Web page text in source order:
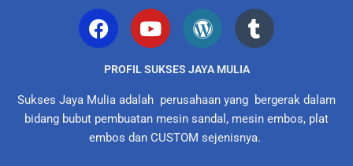
PROFIL SUKSES JAYA MULIA
Sukses Jaya Mulia adalah perusahaan yang bergerak dalam
bidang bubut pembuatan mesin sandal, mesin embos, plat
embos dan CUSTOM sejenisnya.